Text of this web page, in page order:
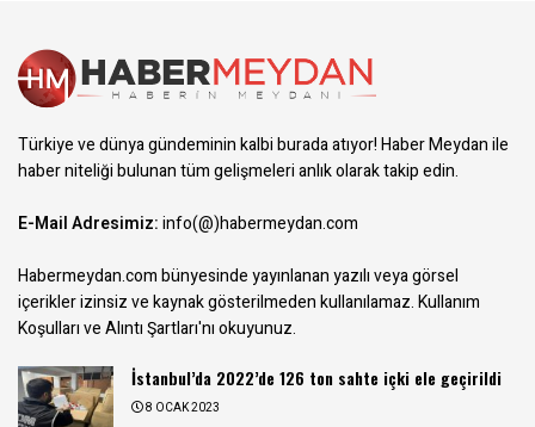
Türkiye ve dünya gündeminin kalbi burada atıyor! Haber Meydan ile
haber niteliği bulunan tüm gelişmeleri anlık olarak takip edin.
E-Mail Adresimiz:info(@)habermeydan.com
Habermeydan.com bünyesinde yayınlanan yazılı veya görsel
içerikler izinsiz ve kaynak gösterilmeden kullanılamaz.Kullanım
Koşulları ve Alıntı Şartları'nı okuyunuz.
İstanbul’da 2022’de 126 ton sahte içki ele geçirildi
8 OCAK 2023